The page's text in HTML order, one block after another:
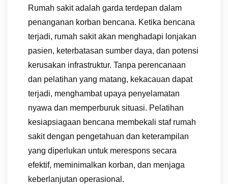
Rumah sakit adalah garda terdepan dalam
penanganan korban bencana. Ketika bencana
terjadi, rumah sakit akan menghadapi lonjakan
pasien, keterbatasan sumber daya, dan potensi
kerusakan infrastruktur. Tanpa perencanaan
dan pelatihan yang matang, kekacauan dapat
terjadi, menghambat upaya penyelamatan
nyawa dan memperburuk situasi. Pelatihan
kesiapsiagaan bencana membekali staf rumah
sakit dengan pengetahuan dan keterampilan
yang diperlukan untuk merespons secara
efektif, meminimalkan korban, dan menjaga
keberlanjutan operasional.